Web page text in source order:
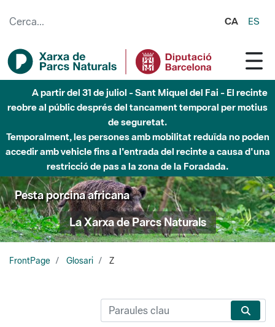
CA ES
A partir del 31 de juliol - Sant Miquel del Fai - El recinte
reobre al públic després del tancament temporal per motius
de seguretat.
Temporalment, les persones amb mobilitat reduïda no poden
accedir amb vehicle fins a l'entrada del recinte a causa d'una
restricció de pas a la zona de la Foradada.
Pesta porcina africana
La Xarxa de Parcs Naturals
FrontPage Glosari Z